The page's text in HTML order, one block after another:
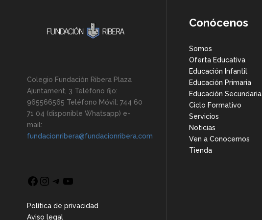
Colegio Fundación Ribera Plaza
Ajuntament, 3 Teléfono fijo:
965566565 Teléfono Móvil: 744 60
71 04 (disponible Whatsapp) e-
mail:
fundacionribera@fundacionribera.com
Facebook
Instagram
Telegram
Política de privacidad
Aviso legal
Conócenos
Somos
Oferta Educativa
Educación Infantil
Educación Primaria
Educación Secundaria
Ciclo Formativo
Servicios
Noticias
Ven a Conocernos
Tienda